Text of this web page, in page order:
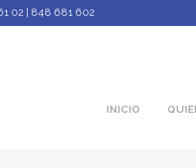
02 | 848 681 602
INICIO